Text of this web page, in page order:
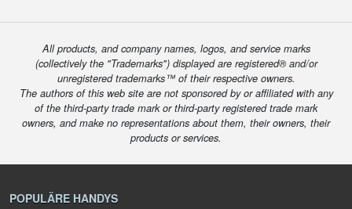
All products, and company names, logos, and service marks
(collectively the "Trademarks") displayed are registered® and/or
unregistered trademarks™ of their respective owners.
The authors of this web site are not sponsored by or affiliated with any
of the third-party trade mark or third-party registered trade mark
owners, and make no representations about them, their owners, their
products or services.
POPULÄRE HANDYS